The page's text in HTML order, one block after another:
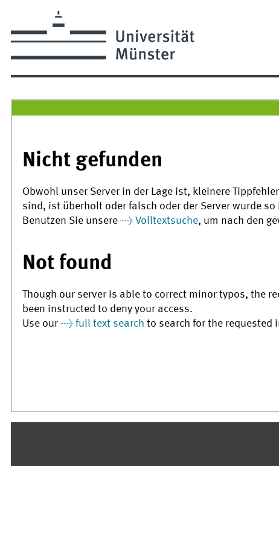
Nicht gefunden
Obwohl unser Server in der Lage ist, kleinere
sind, ist überholt oder falsch oder der Server wurde
Benutzen Sie unsere
Volltextsuche, um nach den
Not found
Though our server is able to correct minor typos, the
been instructed to deny your access.
Use our
full text search to search for the requested